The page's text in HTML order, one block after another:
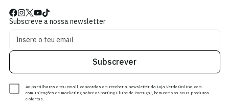
Subscreve a nossa newsletter
Subscrever
Ao partilhares o teu email, concordas em receber a newsletter da Loja Verde Online, com
comunicações de marketing sobre o Sporting Clube de Portugal, bem como os seus produtos
e ofertas.